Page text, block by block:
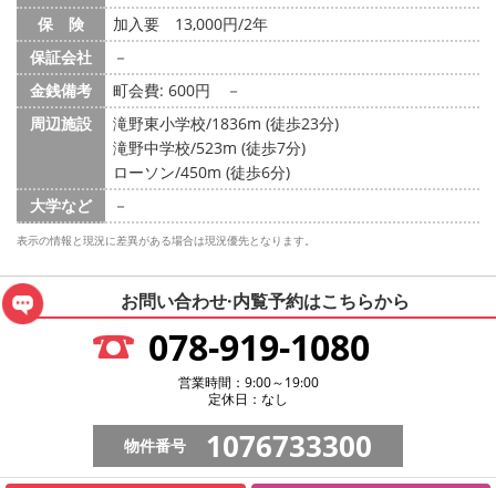
保 険
加入要 13,000円/2年
保証会社
－
金銭備考
町会費: 600円
－
周辺施設
滝野東小学校/1836m (徒歩23分)
滝野中学校/523m (徒歩7分)
ローソン/450m (徒歩6分)
大学など
－
表示の情報と現況に差異がある場合は現況優先となります。
お問い合わせ·内覧予約はこちらから
078-919-1080
営業時間：9:00～19:00
定休日：なし
物件番号 1076733300